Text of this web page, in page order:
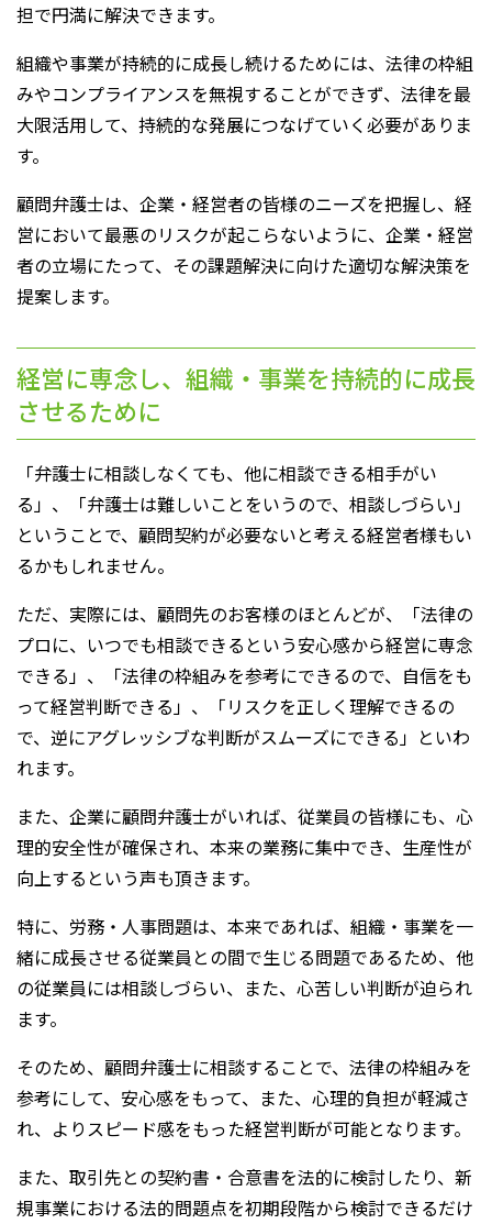
担で円満に解決できます。
組織や事業が持続的に成長し続けるためには、法律の枠組
みやコンプライアンスを無視することができず、法律を最
大限活用して、持続的な発展につなげていく必要がありま
す。
顧問弁護士は、企業・経営者の皆様のニーズを把握し、経
営において最悪のリスクが起こらないように、企業・経営
者の立場にたって、その課題解決に向けた適切な解決策を
提案します。
経営に専念し、組織・事業を持続的に成長
させるために
「弁護士に相談しなくても、他に相談できる相手がい
る」、「弁護士は難しいことをいうので、相談しづらい」
ということで、顧問契約が必要ないと考える経営者様もい
るかもしれません。
ただ、実際には、顧問先のお客様のほとんどが、「法律の
プロに、いつでも相談できるという安心感から経営に専念
できる」、「法律の枠組みを参考にできるので、自信をも
って経営判断できる」、「リスクを正しく理解できるの
で、逆にアグレッシブな判断がスムーズにできる」といわ
れます。
また、企業に顧問弁護士がいれば、従業員の皆様にも、心
理的安全性が確保され、本来の業務に集中でき、生産性が
向上するという声も頂きます。
特に、労務・人事問題は、本来であれば、組織・事業を一
緒に成長させる従業員との間で生じる問題であるため、他
の従業員には相談しづらい、また、心苦しい判断が迫られ
ます。
そのため、顧問弁護士に相談することで、法律の枠組みを
参考にして、安心感をもって、また、心理的負担が軽減さ
れ、よりスピード感をもった経営判断が可能となります。
また、取引先との契約書・合意書を法的に検討したり、新
規事業における法的問題点を初期段階から検討できるだけ